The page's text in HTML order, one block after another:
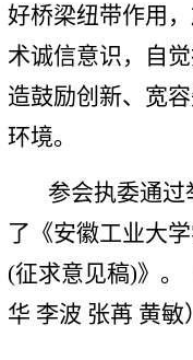
好桥梁纽带作用
术诚信意识，自
造鼓励创新、宽
环境。
参会执委通
了《安徽工业大
(征求意见稿)》。
华 李波 张苒 黄敏）